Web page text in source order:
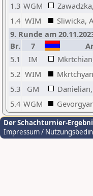
1.3 WGM
1.4 WIM Sliwicka,
9. Runde am
Br.
7
5.1
IM
5.2 WIM
5.3
GM
5.4 WGM
Der Schachturnier-
Impressum /